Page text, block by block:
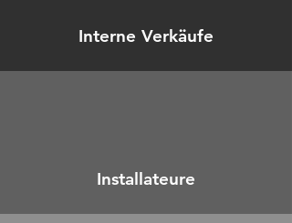
Interne Verkäufe
Installateure